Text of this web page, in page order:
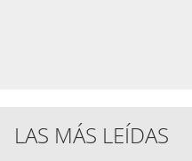
LAS MÁS LEÍDAS